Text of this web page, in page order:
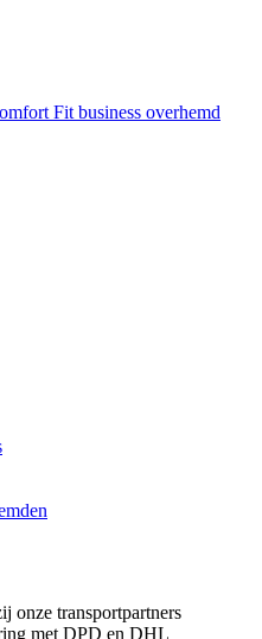
Fit business overhemd
onze transportpartners
met DPD en DHL